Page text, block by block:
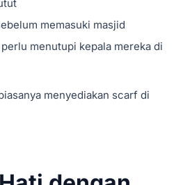
memasuki masjid
menutupi kepala mereka di
menyediakan scarf di